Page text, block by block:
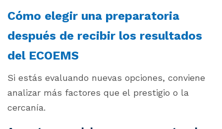
Cómo elegir una preparatoria
después de recibir los resultados
del ECOEMS
Si estás evaluando nuevas opciones, conviene
analizar más factores que el prestigio o la
cercanía.